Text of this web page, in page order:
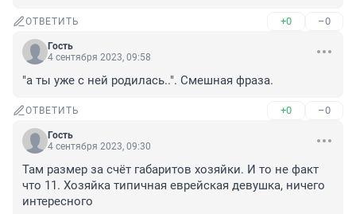
ОТВЕТИТЬ +0 –0
Гость
4 сентября 2023, 09:58
"а ты уже с ней родилась..". Смешная фраза.
ОТВЕТИТЬ +0 –0
Гость
4 сентября 2023, 09:30
Там размер за счёт габаритов хозяйки. И то не факт
что 11. Хозяйка типичная еврейская девушка, ничего
интересного